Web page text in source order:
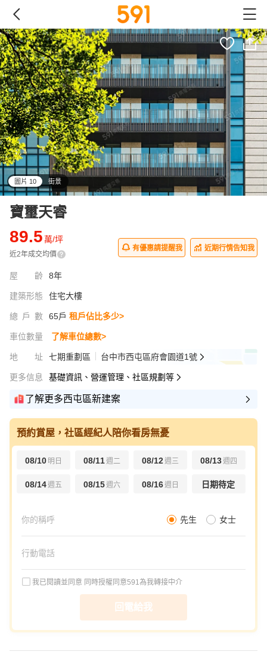
圖片 10 街景
寶璽天睿
89.5萬/坪
近2年成交均價
有優惠請提醒我 近期行情告知我
屋齡 8年
建築形態 住宅大樓
總戶數 65戶 租戶佔比多少>
車位數量 了解車位總數>
地址 七期重劃區 台中市西屯區府會園道1號
更多信息 基礎資訊、營運管理、社區規劃等
了解更多西屯區新建案
預約賞屋，社區經紀人陪你看房無憂
08/10 明日 08/11週二 08/12週三 08/13週四
08/14週五 08/15週六 08/16週日 日期待定
先生 女士
我已閱讀並同意 同時授權同意591為我轉接中介
回電給我